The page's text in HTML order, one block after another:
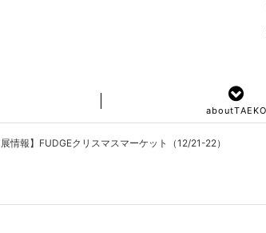
a b o u t T A E K O
展情報】FUDGEクリスマスマーケット（12/21-22）